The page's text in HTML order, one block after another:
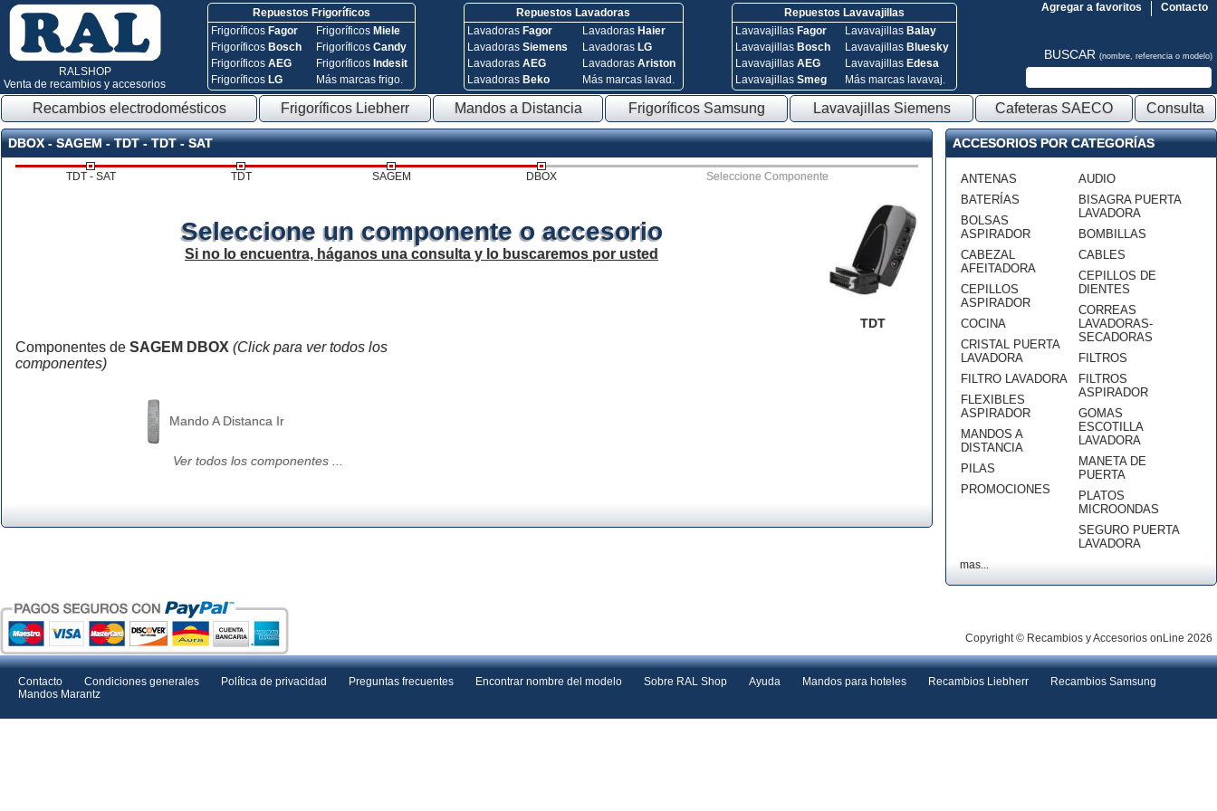
RALSHOP
Venta de recambios y accesorios
Repuestos Frigoríficos
Frigoríficos Fagor
Frigoríficos Bosch
FrigoríficosAEG
Frigoríficos LG
Frigoríficos Miele
FrigoríficosCandy
Frigoríficos Indesit
Más marcas frigo.
Repuestos Lavadoras
Lavadoras Fagor
Lavadoras Siemens
Lavadoras AEG
Lavadoras Beko
Lavadoras Haier
Lavadoras LG
Lavadoras Ariston
Más marcas lavad.
Repuestos Lavavajillas
Lavavajillas Fagor
Lavavajillas Bosch
Lavavajillas AEG
Lavavajillas Smeg
Lavavajillas Balay
Lavavajillas Bluesky
Lavavajillas Edesa
Más marcas lavavaj.
Contacto
Agregar a favoritos
BUSCAR (nombre, referencia o modelo)
Recambios electrodomésticos Frigoríficos Liebherr Mandos a Distancia Frigoríficos Samsung Lavavajillas Siemens Cafeteras SAECO Consulta
DBOX - SAGEM - TDT - TDT - SAT
TDT - SAT TDT SAGEM DBOX Seleccione Componente
TDT
Seleccione un componente o accesorio
Si no lo encuentra, háganos una consulta y lo buscaremos por usted
Componentes de SAGEM DBOX (Click para ver todos los
componentes)
Mando A Distanca Ir
Ver todos los componentes ...
ACCESORIOS POR CATEGORÍAS
ANTENAS
BATERÍAS
BOLSAS
ASPIRADOR
CABEZAL
AFEITADORA
CEPILLOS
ASPIRADOR
COCINA
CRISTAL PUERTA
LAVADORA
FILTRO LAVADORA
FLEXIBLES
ASPIRADOR
MANDOS A
DISTANCIA
PILAS
PROMOCIONES
AUDIO
BISAGRA PUERTA
LAVADORA
BOMBILLAS
CABLES
CEPILLOS DE
DIENTES
CORREAS
LAVADORAS-
SECADORAS
FILTROS
FILTROS
ASPIRADOR
GOMAS
ESCOTILLA
LAVADORA
MANETA DE
PUERTA
PLATOS
MICROONDAS
SEGURO PUERTA
LAVADORA
mas...
Copyright © Recambios y Accesorios onLine 2026
Contacto Condiciones generales Política de privacidad Preguntas frecuentes Encontrar nombre del modelo Sobre RAL Shop Ayuda Mandos para hoteles Recambios Liebherr
Recambios Samsung
Mandos Marantz